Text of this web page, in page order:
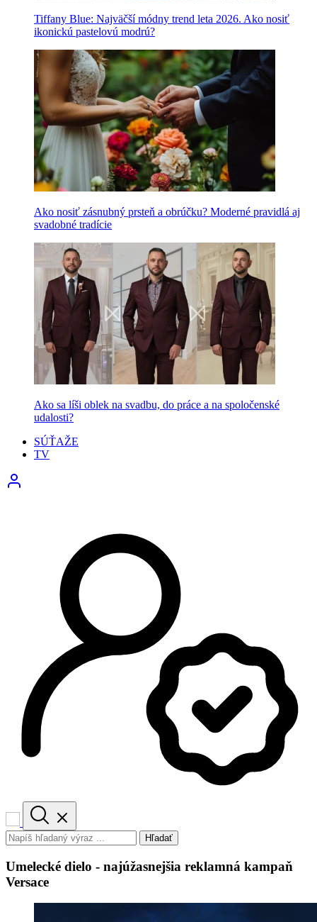
Tiffany Blue: Najväčší módny trend leta 2026. Ako nosiť
ikonickú pastelovú modrú?
Ako nosiť zásnubný prsteň a obrúčku? Moderné pravidlá aj
svadobné tradície
Ako sa líši oblek na svadbu, do práce a na spoločenské
udalosti?
SÚŤAŽE
TV
Hľadať
Umelecké dielo - najúžasnejšia reklamná kampaň
Versace